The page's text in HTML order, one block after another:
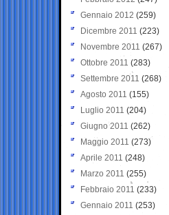
Gennaio 2012 (259)
Dicembre 2011 (223)
Novembre 2011 (267)
Ottobre 2011 (283)
Settembre 2011 (268)
Agosto 2011 (155)
Luglio 2011 (204)
Giugno 2011 (262)
Maggio 2011 (273)
Aprile 2011 (248)
Marzo 2011 (255)
Febbraio 2011 (233)
Gennaio 2011 (253)